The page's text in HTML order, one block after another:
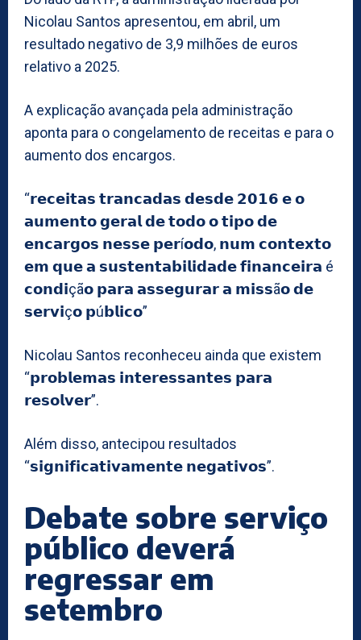
Nicolau Santos apresentou, em abril, um
resultado negativo de 3,9 milhões de euros
relativo a 2025.
A explicação avançada pela administração
aponta para o congelamento de receitas e para o
aumento dos encargos.
“𝗿𝗲𝗰𝗲𝗶𝘁𝗮𝘀 𝘁𝗿𝗮𝗻𝗰𝗮𝗱𝗮𝘀 𝗱𝗲𝘀𝗱𝗲 𝟮𝟬𝟭𝟲 𝗲 𝗼
𝗮𝘂𝗺𝗲𝗻𝘁𝗼 𝗴𝗲𝗿𝗮𝗹 𝗱𝗲 𝘁𝗼𝗱𝗼 𝗼 𝘁𝗶𝗽𝗼 𝗱𝗲
𝗲𝗻𝗰𝗮𝗿𝗴𝗼𝘀 𝗻𝗲𝘀𝘀𝗲 𝗽𝗲𝗿í𝗼𝗱𝗼, 𝗻𝘂𝗺 𝗰𝗼𝗻𝘁𝗲𝘅𝘁𝗼
𝗲𝗺 𝗾𝘂𝗲 𝗮 𝘀𝘂𝘀𝘁𝗲𝗻𝘁𝗮𝗯𝗶𝗹𝗶𝗱𝗮𝗱𝗲 𝗳𝗶𝗻𝗮𝗻𝗰𝗲𝗶𝗿𝗮 é
𝗰𝗼𝗻𝗱𝗶çã𝗼 𝗽𝗮𝗿𝗮 𝗮𝘀𝘀𝗲𝗴𝘂𝗿𝗮𝗿 𝗮 𝗺𝗶𝘀𝘀ã𝗼 𝗱𝗲
𝘀𝗲𝗿𝘃𝗶ç𝗼 𝗽ú𝗯𝗹𝗶𝗰𝗼”
Nicolau Santos reconheceu ainda que existem
“𝗽𝗿𝗼𝗯𝗹𝗲𝗺𝗮𝘀 𝗶𝗻𝘁𝗲𝗿𝗲𝘀𝘀𝗮𝗻𝘁𝗲𝘀 𝗽𝗮𝗿𝗮
𝗿𝗲𝘀𝗼𝗹𝘃𝗲𝗿”.
Além disso, antecipou resultados
“𝘀𝗶𝗴𝗻𝗶𝗳𝗶𝗰𝗮𝘁𝗶𝘃𝗮𝗺𝗲𝗻𝘁𝗲 𝗻𝗲𝗴𝗮𝘁𝗶𝘃𝗼𝘀”.
Debate sobre serviço
público deverá
regressar em
setembro